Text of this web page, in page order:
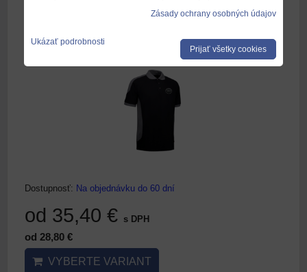
pánska
Dostupnosť: Na objednávku do 60 dní
od 35,40 € s DPH
od 28,80 €
VYBERTE VARIANT
Zásady ochrany osobných údajov
Ukázať podrobnosti
Prijať všetky cookies